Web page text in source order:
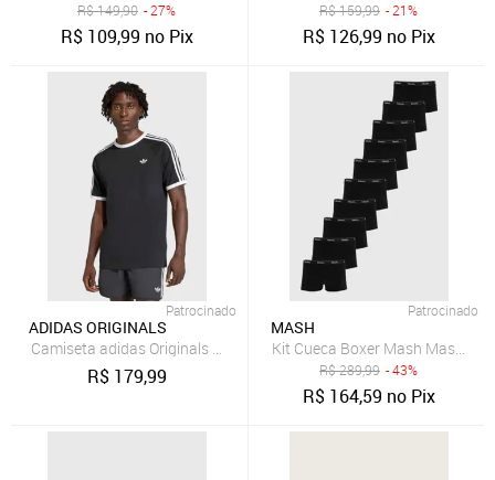
R$149,90 - 27%
R$ 109,99 no Pix
R$159,99 - 21%
R$ 126,99 no Pix
Patrocinado
ADIDAS ORIGINALS
Camiseta adidas Originals 3 Stripes Preta
R$ 179,99
Patrocinado
MASH
Kit Cueca Boxer Mash
R$289,99 - 43%
R$ 164,59 no Pix